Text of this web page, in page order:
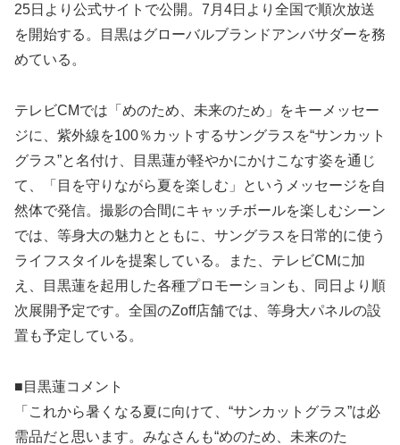
25日より公式サイトで公開。7月4日より全国で順次放送
を開始する。目黒はグローバルブランドアンバサダーを務
めている。
テレビCMでは「めのため、未来のため」をキーメッセー
ジに、紫外線を100％カットするサングラスを“サンカット
グラス”と名付け、目黒蓮が軽やかにかけこなす姿を通じ
て、「目を守りながら夏を楽しむ」というメッセージを自
然体で発信。撮影の合間にキャッチボールを楽しむシーン
では、等身大の魅力とともに、サングラスを日常的に使う
ライフスタイルを提案している。また、テレビCMに加
え、目黒蓮を起用した各種プロモーションも、同日より順
次展開予定です。全国のZoff店舗では、等身大パネルの設
置も予定している。
■目黒蓮コメント
「これから暑くなる夏に向けて、“サンカットグラス”は必
需品だと思います。みなさんも“めのため、未来のた